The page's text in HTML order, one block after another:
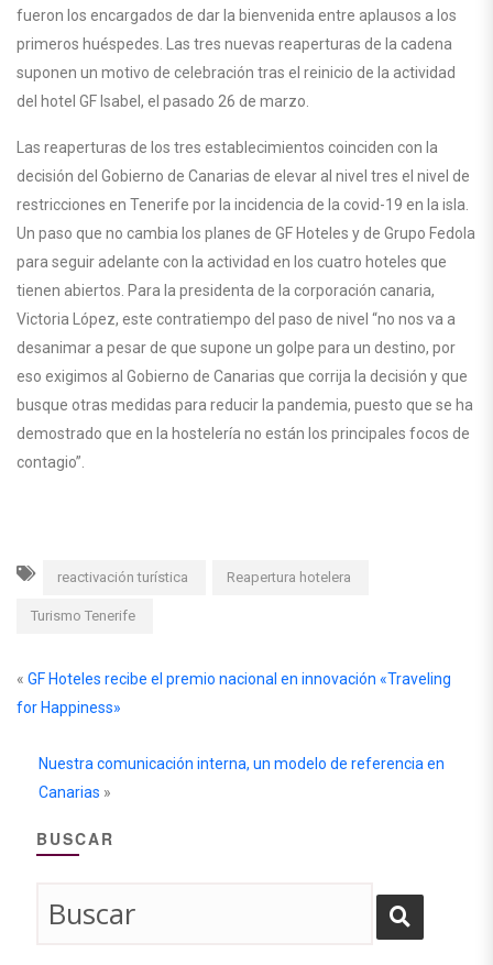
fueron los encargados de dar la bienvenida entre aplausos a los
primeros huéspedes. Las tres nuevas reaperturas de la cadena
suponen un motivo de celebración tras el reinicio de la actividad
del hotel GF Isabel, el pasado 26 de marzo.
Las reaperturas de los tres establecimientos coinciden con la
decisión del Gobierno de Canarias de elevar al nivel tres el nivel de
restricciones en Tenerife por la incidencia de la covid-19 en la isla.
Un paso que no cambia los planes de GF Hoteles y de Grupo Fedola
para seguir adelante con la actividad en los cuatro hoteles que
tienen abiertos. Para la presidenta de la corporación canaria,
Victoria López, este contratiempo del paso de nivel “no nos va a
desanimar a pesar de que supone un golpe para un destino, por
eso exigimos al Gobierno de Canarias que corrija la decisión y que
busque otras medidas para reducir la pandemia, puesto que se ha
demostrado que en la hostelería no están los principales focos de
contagio”.
reactivación turística Reapertura hotelera
Turismo Tenerife
« GF Hoteles recibe el premio nacional en innovación «Traveling
for Happiness»
Nuestra comunicación interna, un modelo de referencia en
Canarias »
BUSCAR